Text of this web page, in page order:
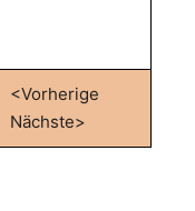
<Vorherige
Nächste>